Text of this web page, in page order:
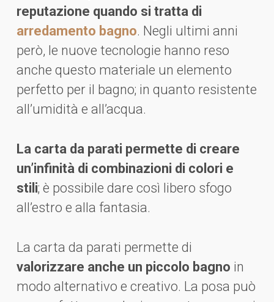
reputazione quando si tratta di
arredamento bagno. Negli ultimi anni
però, le nuove tecnologie hanno reso
anche questo materiale un elemento
perfetto per il bagno; in quanto resistente
all’umidità e all’acqua.
La carta da parati permette di creare
un’infinità di combinazioni di colori e
stili; è possibile dare così libero sfogo
all’estro e alla fantasia.
La carta da parati permette di
valorizzare anche un piccolo bagno in
modo alternativo e creativo. La posa può